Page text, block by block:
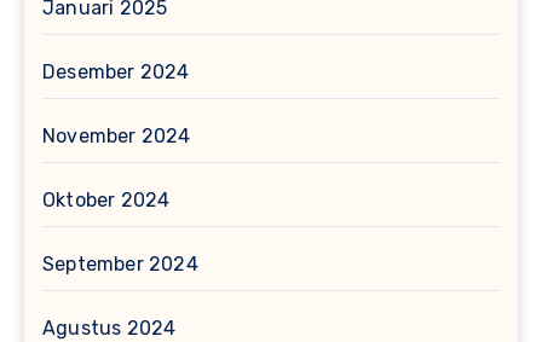
Januari 2025
Desember 2024
November 2024
Oktober 2024
September 2024
Agustus 2024